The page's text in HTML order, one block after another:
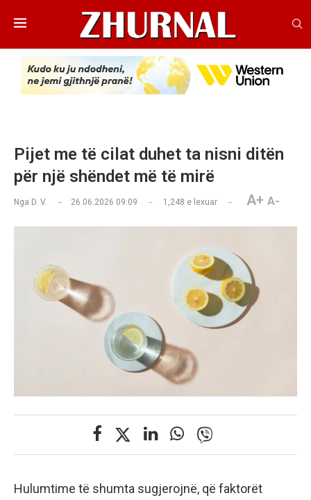
Pijet me të cilat duhet ta nisni ditën
për një shëndet më të mirë
Nga D. V. 26.06.2026 09:09 1,248 e lexuar A+ A-
Hulumtime të shumta sugjerojnë, që faktorët